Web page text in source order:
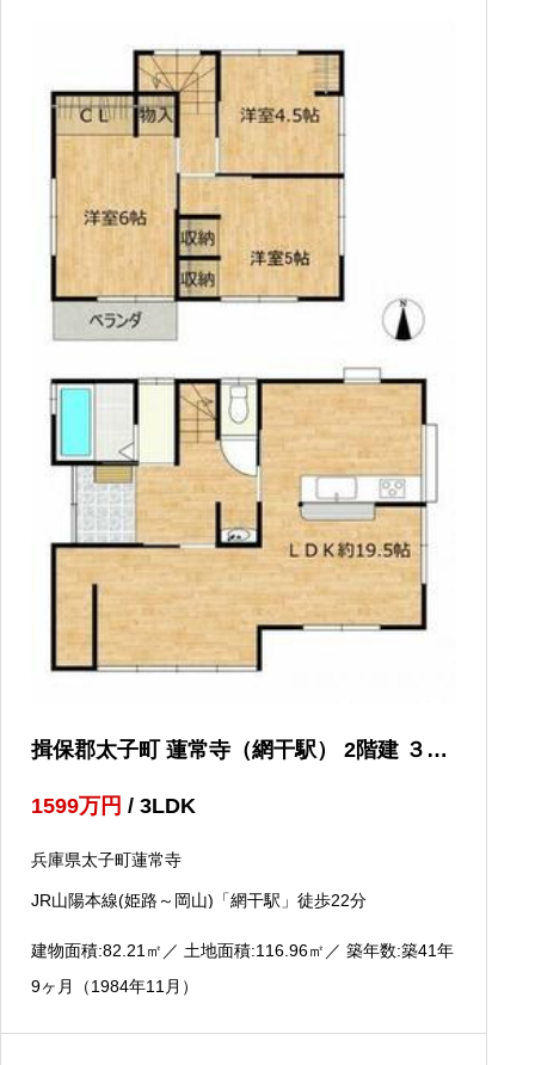
揖保郡太子町 蓮常寺（網干駅） 2階建 ３Ｌ
1599万円 / 3LDK
兵庫県太子町蓮常寺
JR山陽本線(姫路～岡山)「網干駅」徒歩22分
建物面積:82.21 ㎡ ／ 土地面積:116.96㎡ ／ 築年数:築41年
9ヶ月（1984年11月）